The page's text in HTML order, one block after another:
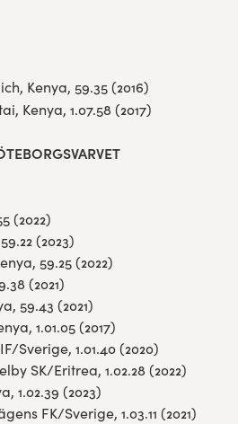
Kenya, 59.35 (2016)
Kenya, 1.07.58 (2017)
(2022)
(2023)
59.25 (2022)
(2021)
59.43 (2021)
1.01.05 (2017)
Sverige, 1.01.40 (2020)
SK/Eritrea, 1.02.28 (2022)
1.02.39 (2023)
FK/Sverige, 1.03.11 (2021)